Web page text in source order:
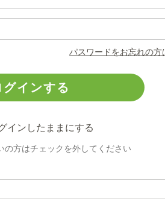
パスワードをお忘れの方
インしたままにする
の方はチェックを外してください